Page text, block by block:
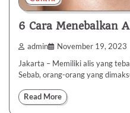
6 Cara Menebalkan
admin November 19, 2023
Jakarta – Memiliki alis yang
Sebab, orang-orang yang
Read More